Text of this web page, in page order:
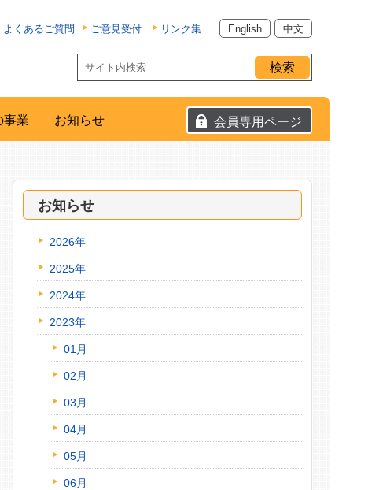
よくあるご質問 ご意見受付 リンク集 English 中文
会員専用ページ
事業 お知らせ
お知らせ
2026年
2025年
2024年
2023年
01月
02月
03月
04月
05月
06月